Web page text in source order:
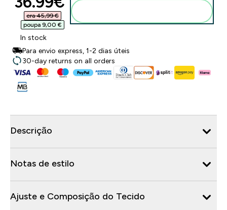
era 45,99 €‎
poupa 9,00 €‎
In stock
Para envio express, 1-2 dias úteis
30-day returns on all orders
Descrição
Notas de estilo
Ajuste e Composição do Tecido